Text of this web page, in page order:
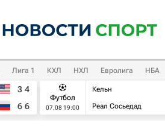
Лига 1 КХЛ НХЛ Евролига НБА
3 4
6 6
Футбол
07.08 19:00
Кельн
Реал Сосьедад